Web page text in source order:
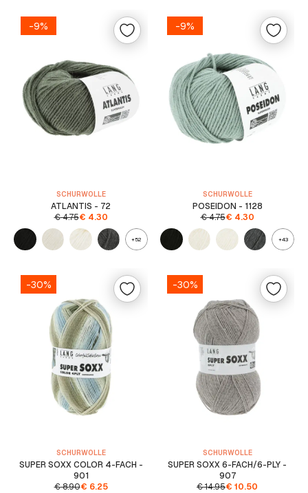
-9%
SCHURWOLLE
ATLANTIS - 72
€4.75€ 4.30
+52
-9%
SCHURWOLLE
POSEIDON - 1128
€4.75€ 4.30
+43
-30%
SCHURWOLLE
SUPER SOXX COLOR 4-FACH -
901
€8.90€ 6.25
-30%
SCHURWOLLE
SUPER SOXX 6-FACH/6-PLY -
907
€14.95€ 10.50